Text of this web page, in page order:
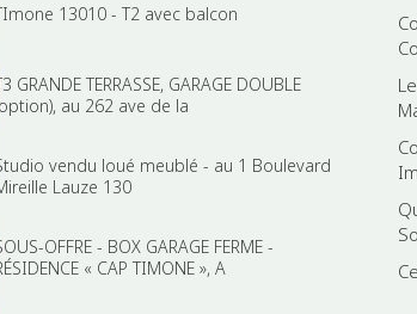
13010 - T2 avec balcon
GRANDE TERRASSE, GARAGE DOUBLE
au 262 ave de la
vendu loué meublé - au 1 Boulevard
Lauze 130
OFFRE - BOX GARAGE FERME -
« CAP TIMONE », A